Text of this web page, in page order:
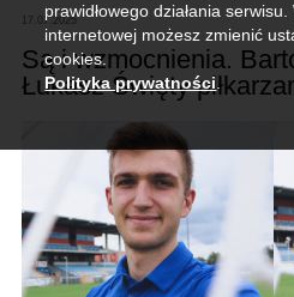
17.07.2025
Są i wzmocnienia.
Łukasz Święty
prawidłowego działania
internetowej możesz zmienić
cookies.
Polityka prywatności.